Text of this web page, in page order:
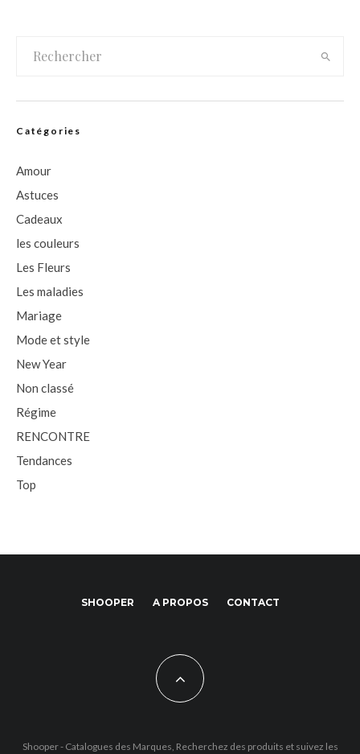
Catégories
Amour
Astuces
Cadeaux
les couleurs
Les Fleurs
Les maladies
Mariage
Mode et style
New Year
Non classé
Régime
RENCONTRE
Tendances
Top
SHOOPER A PROPOS CONTACT
Shooper - Catalogues des Marques, Recherchez des produits et suivez les